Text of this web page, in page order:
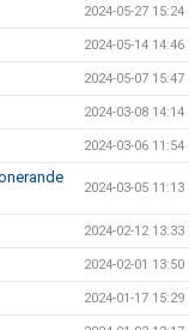
2024-05-27 15:24
2024-05-14 14:46
2024-05-07 15:47
2024-03-08 14:14
2024-03-06 11:54
2024-03-05 11:13
2024-02-12 13:33
2024-02-01 13:50
2024-01-17 15:29